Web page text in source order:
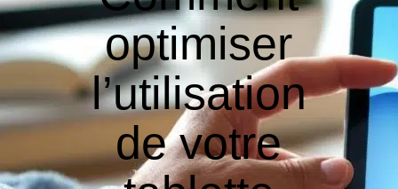
optimiser
l’utilisation
de votre